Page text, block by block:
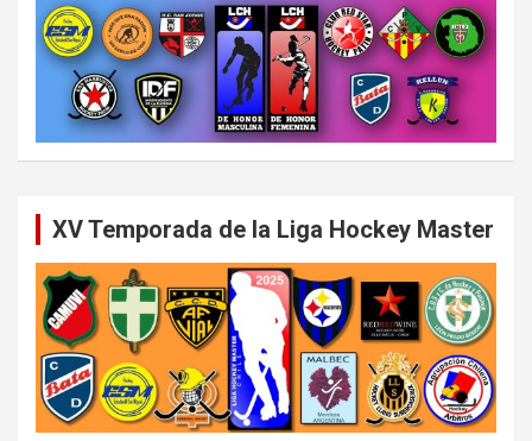
XV Temporada de la Liga Hockey Master